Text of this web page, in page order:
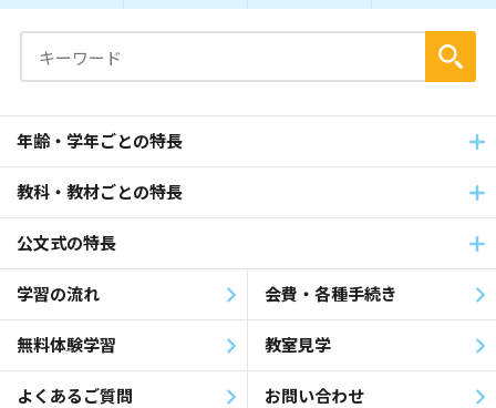
年齢・学年ごとの特長
教科・教材ごとの特長
公文式の特長
学習の流れ 会費・各種手続き
無料体験学習 教室見学
よくあるご質問 お問い合わせ